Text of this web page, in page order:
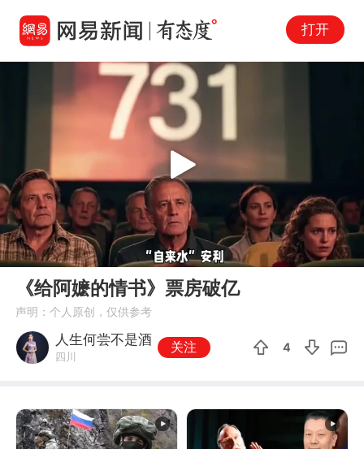
打开
00:00 01:18
Play
《给阿嬷的情书》票房破亿
声明：个人原创，仅供参考
人生何尝不是酒
四川
关注 4